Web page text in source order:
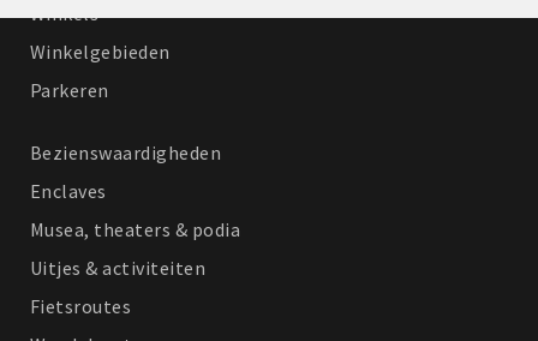
Winkels
Winkelgebieden
Parkeren
Bezienswaardigheden
Enclaves
Musea, theaters & podia
Uitjes & activiteiten
Fietsroutes